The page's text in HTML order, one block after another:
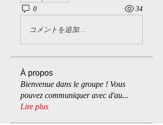
0 34
コメントを追加…
À propos
Bienvenue dans le groupe ! Vous
pouvez communiquer avec d'au...
Lire plus